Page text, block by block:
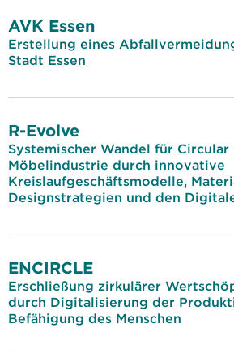
AVK Essen
Erstellung eines
Stadt Essen
R-Evolve
Systemischer Wandel für
Möbelindustrie durch innovative
Kreislaufgeschäftsmodelle,
Designstrategien und den
ENCIRCLE
Erschließung zirkulärer
durch Digitalisierung der
Befähigung des Menschen